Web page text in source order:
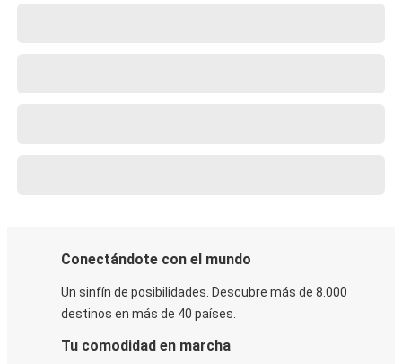
Conectándote con el mundo
Un sinfín de posibilidades. Descubre más de 8.000
destinos en más de 40 países.
Tu comodidad en marcha